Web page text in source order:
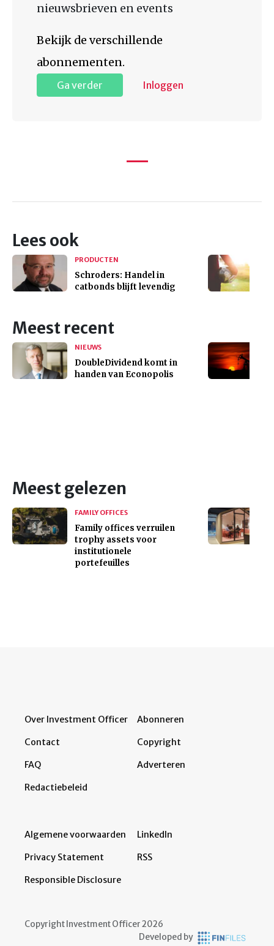
nieuwsbrieven en events
Bekijk de verschillende
abonnementen.
Ga verder Inloggen
Lees ook
PRODUCTEN
Schroders: Handel in
catbonds blijft levendig
Meest recent
NIEUWS
DoubleDividend komt in
handen van Econopolis
Meest gelezen
FAMILY OFFICES
Family offices verruilen
trophy assets voor
institutionele
portefeuilles
Over Investment Officer
Contact
FAQ
Redactiebeleid
Abonneren
Copyright
Adverteren
Algemene voorwaarden
Privacy Statement
Responsible Disclosure
LinkedIn
RSS
Copyright Investment Officer 2026
Developed by